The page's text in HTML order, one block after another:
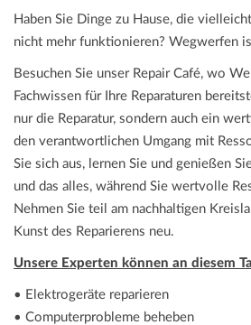
Haben Sie Dinge zu Hause, die
nicht mehr funktionieren? Wegwerfen
Besuchen Sie unser Repair Café, wo
Fachwissen für Ihre Reparaturen
nur die Reparatur, sondern auch ein
den verantwortlichen Umgang mit
Sie sich aus, lernen Sie und genießen
und das alles, während Sie wertvolle
Nehmen Sie teil am nachhaltigen
Kunst des Reparierens neu.
Unsere Experten können an diesem
• Elektrogeräte reparieren
• Computerprobleme beheben